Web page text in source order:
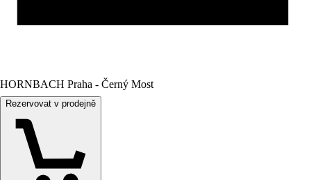
HORNBACH Praha - Černý Most
Rezervovat v prodejně